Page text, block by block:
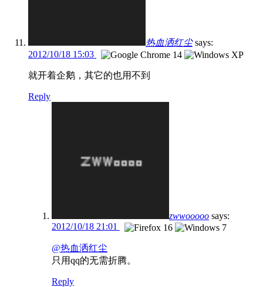
热血洒红尘 says:
2012/10/18 15:03
就开着企鹅，其它的也用不到
Reply
zwwooooo says:
2012/10/18 21:01
@热血洒红尘
只用qq的无需折腾。
Reply